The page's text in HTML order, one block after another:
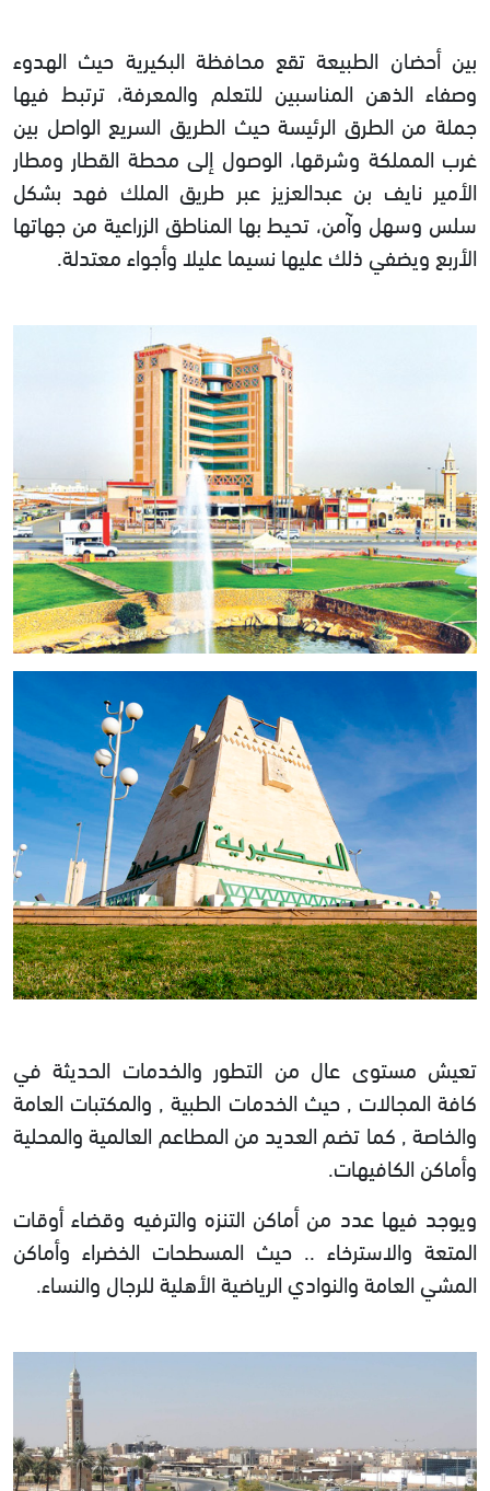
بين أحضان الطبيعة تقع محافظة البكيرية حيث الهدوء
وصفاء الذهن المناسبين للتعلم والمعرفة، ترتبط فيها
جملة من الطرق الرئيسة حيث الطريق السريع الواصل بين
غرب المملكة وشرقها، الوصول إلى محطة القطار ومطار
الأمير نايف بن عبدالعزيز عبر طريق الملك فهد بشكل
سلس وسهل وآمن، تحيط بها المناطق الزراعية من جهاتها
الأربع ويضفي ذلك عليها نسيما عليلا وأجواء معتدلة.
تعيش مستوى عال من التطور والخدمات الحديثة في
كافة المجالات , حيث الخدمات الطبية , والمكتبات العامة
والخاصة , كما تضم العديد من المطاعم العالمية والمحلية
وأماكن الكافيهات.
ويوجد فيها عدد من أماكن التنزه والترفيه وقضاء أوقات
المتعة والاسترخاء .. حيث المسطحات الخضراء وأماكن
المشي العامة والنوادي الرياضية الأهلية للرجال والنساء.